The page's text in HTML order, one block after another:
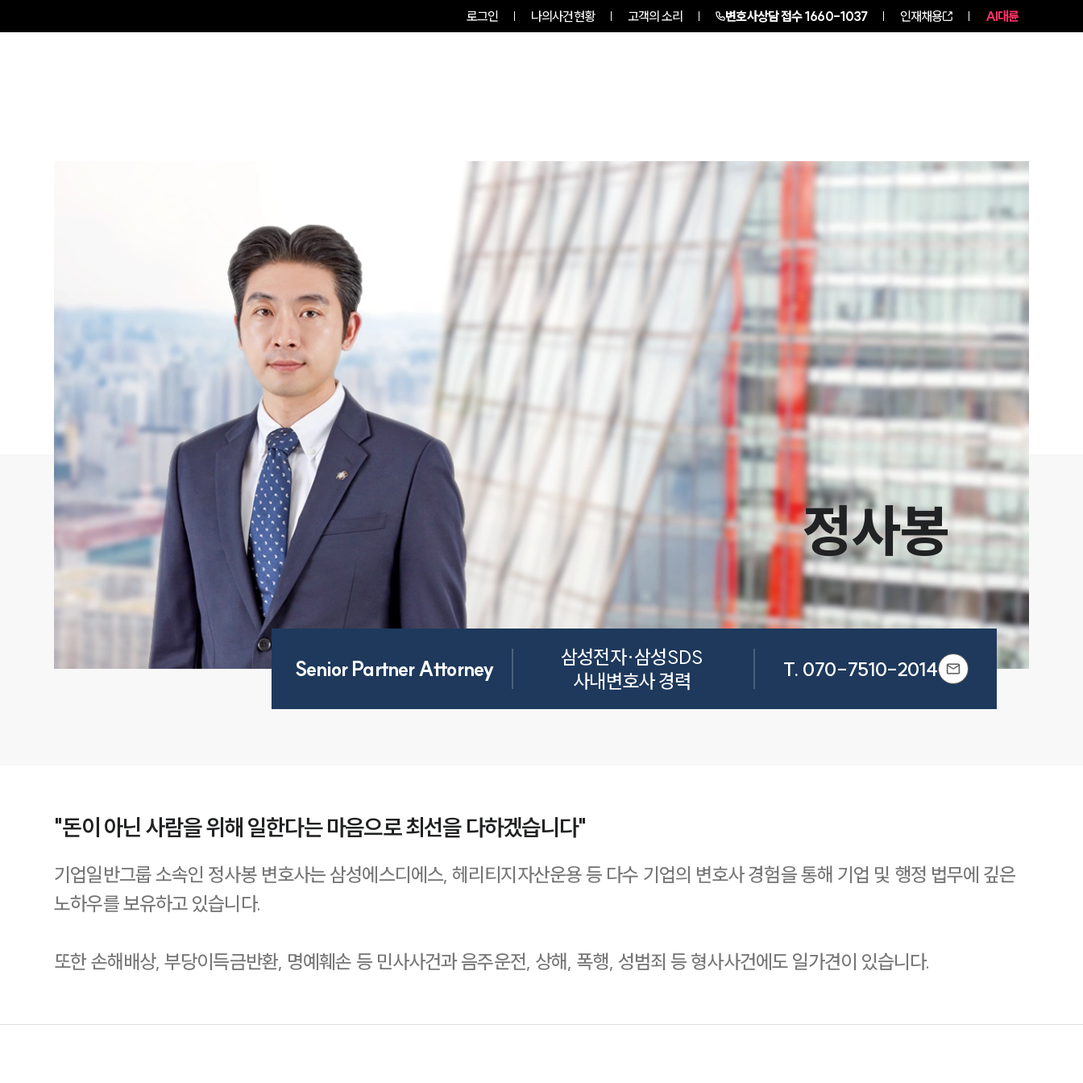
로그인 나의사건현황 고객의 소리 변호사상담 접수1660-1037 인재채용 AI대륜
정사봉
Senior Partner Attorney
삼성전자·삼성SDS
사내변호사 경력
T. 070-7510-2014
"돈이 아닌 사람을 위해 일한다는 마음으로 최선을 다하겠습니다"
기업일반그룹 소속인 정사봉 변호사는 삼성에스디에스, 헤리티지자산운용 등 다수 기업의 변호사 경험을 통해 기업 및 행정 법무에 깊은
노하우를 보유하고 있습니다.
또한 손해배상, 부당이득금반환, 명예훼손 등 민사사건과 음주운전, 상해, 폭행, 성범죄 등 형사사건에도 일가견이 있습니다.